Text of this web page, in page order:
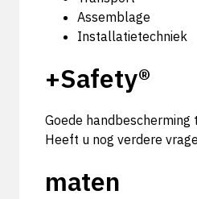
Assemblage
Installatietechniek
+Safety®
Goede
Heeft u nog verdere
maten